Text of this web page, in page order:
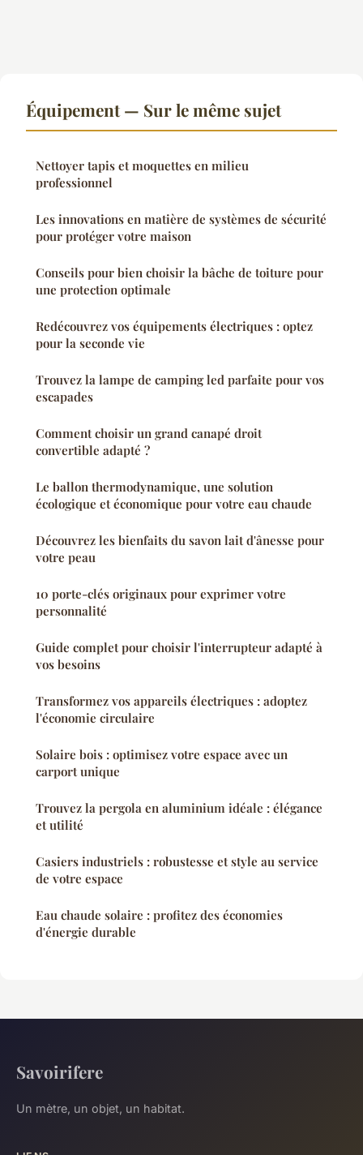
Équipement — Sur le même sujet
Nettoyer tapis et moquettes en milieu
professionnel
Les innovations en matière de systèmes de sécurité
pour protéger votre maison
Conseils pour bien choisir la bâche de toiture pour
une protection optimale
Redécouvrez vos équipements électriques : optez
pour la seconde vie
Trouvez la lampe de camping led parfaite pour vos
escapades
Comment choisir un grand canapé droit
convertible adapté ?
Le ballon thermodynamique, une solution
écologique et économique pour votre eau chaude
Découvrez les bienfaits du savon lait d'ânesse pour
votre peau
10 porte-clés originaux pour exprimer votre
personnalité
Guide complet pour choisir l'interrupteur adapté à
vos besoins
Transformez vos appareils électriques : adoptez
l'économie circulaire
Solaire bois : optimisez votre espace avec un
carport unique
Trouvez la pergola en aluminium idéale : élégance
et utilité
Casiers industriels : robustesse et style au service
de votre espace
Eau chaude solaire : profitez des économies
d'énergie durable
Savoirifere
Un mètre, un objet, un habitat.